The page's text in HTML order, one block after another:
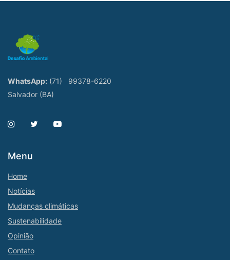
WhatsApp: (71)
99378-6220
Salvador (BA)
Menu
Home
Notícias
Mudanças climáticas
Sustenabilidade
Opinião
Contato